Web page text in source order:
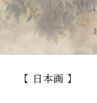
【 日本画 】